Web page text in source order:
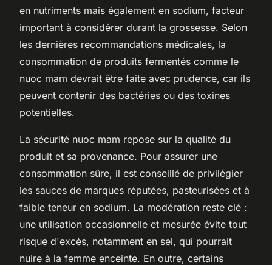
en nutriments mais également en sodium, facteur
important à considérer durant la grossesse. Selon
les dernières recommandations médicales, la
consommation de produits fermentés comme le
nuoc mam devrait être faite avec prudence, car ils
peuvent contenir des bactéries ou des toxines
potentielles.
La sécurité nuoc mam repose sur la qualité du
produit et sa provenance. Pour assurer une
consommation sûre, il est conseillé de privilégier
les sauces de marques réputées, pasteurisées et à
faible teneur en sodium. La modération reste clé :
une utilisation occasionnelle et mesurée évite tout
risque d'excès, notamment en sel, qui pourrait
nuire à la femme enceinte. En outre, certains